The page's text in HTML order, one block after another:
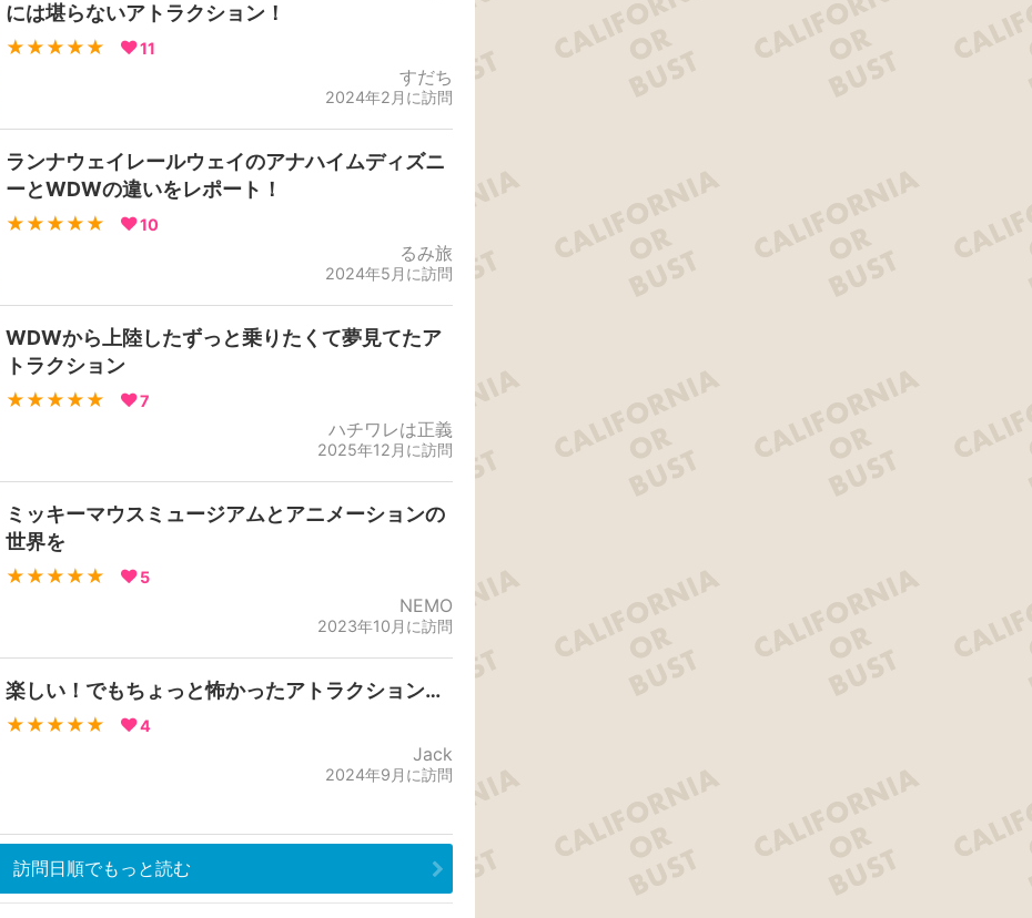
には堪らないアトラクション！
★★★★★ 11
すだち
2024年2月に訪問
ランナウェイレールウェイのアナハイムディズニ
ーとWDWの違いをレポート！
★★★★★ 10
るみ旅
2024年5月に訪問
WDWから上陸したずっと乗りたくて夢見てたア
トラクション
★★★★★ 7
ハチワレは正義
2025年12月に訪問
ミッキーマウスミュージアムとアニメーションの
世界を
★★★★★ 5
NEMO
2023年10月に訪問
楽しい！でもちょっと怖かったアトラクション…
★★★★★ 4
Jack
2024年9月に訪問
訪問日順でもっと読む